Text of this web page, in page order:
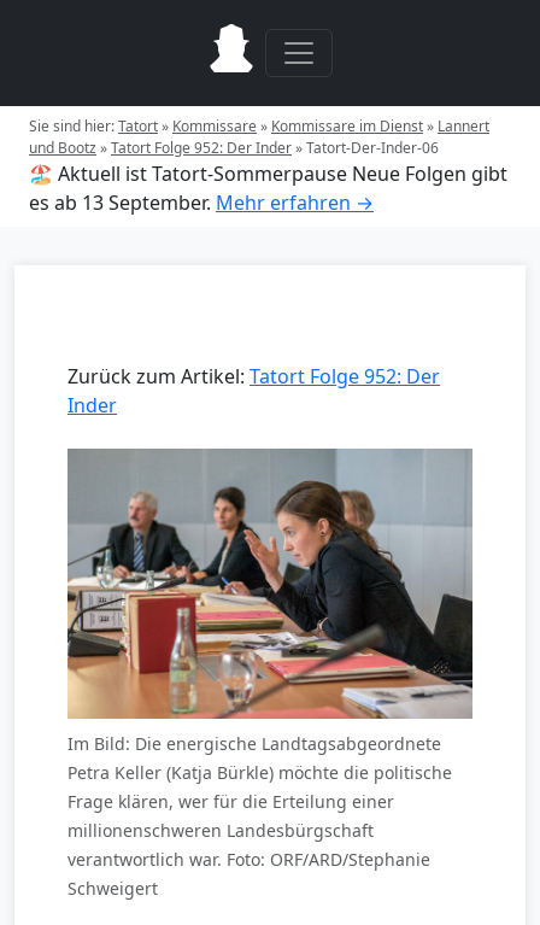
Sie sind hier:Tatort» Kommissare» Kommissare im Dienst» Lannert
und Bootz»Tatort Folge 952: Der Inder»Tatort-Der-Inder-06
🏖️ Aktuell ist Tatort-Sommerpause Neue Folgen gibt
es ab 13 September. Mehr erfahren →
Zurück zum Artikel: Tatort Folge 952: Der
Inder
Im Bild: Die energische Landtagsabgeordnete
Petra Keller (Katja Bürkle) möchte die politische
Frage klären, wer für die Erteilung einer
millionenschweren Landesbürgschaft
verantwortlich war. Foto: ORF/ARD/Stephanie
Schweigert